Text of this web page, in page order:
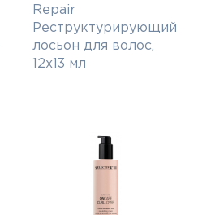
Repair
Реструктурирующий
лосьон для волос,
12x13 мл